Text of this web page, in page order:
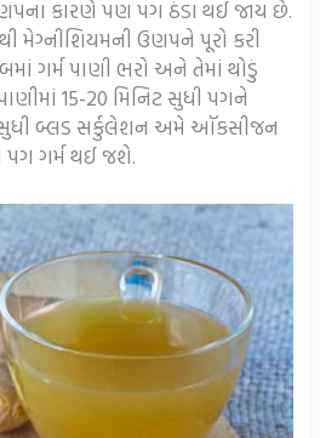
કારણે પણ પગ ઠંડા થઈ જાય છે.
મેગ્નીશિયમની ઉણપને પૂરો કરી
ગર્મ પાણી ભરો અને તેમાં થોડું
15-20 મિનિટ સુધી પગને
સુધી બ્લડ સર્કુલેશન અમે ઑકસીજન
પગ ગર્મ થઈ જશે.